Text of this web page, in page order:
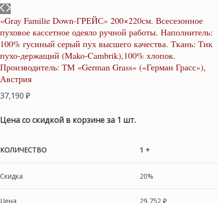
«Gray Familie Down-ГРЕЙС» 200×220см. Всесезонное
пуховое кассетное одеяло ручной работы. Наполнитель:
100% гусиный серый пух высшего качества. Ткань: Тик
пухо-держащий (Mako-Cambrik),100% хлопок.
Производитель: ТМ «German Grass» («Герман Грасс»),
Австрия
37,190 ₽
Цена со скидкой в корзине за 1 шт.
КОЛИЧЕСТВО 1 +
Скидка 20%
Цена 29,752 ₽